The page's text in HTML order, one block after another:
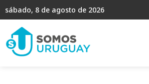
sábado, 8 de agosto de 2026